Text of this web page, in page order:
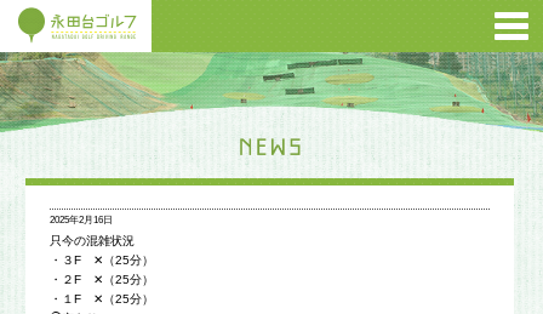
2025年2月16日
只今の混雑状況
・３F ✕（25分）
・２F ✕（25分）
・１F ✕（25分）